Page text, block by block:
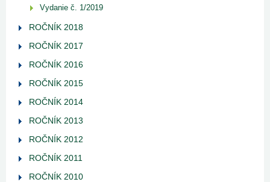
Vydanie č. 1/2019
ROČNÍK 2018
ROČNÍK 2017
ROČNÍK 2016
ROČNÍK 2015
ROČNÍK 2014
ROČNÍK 2013
ROČNÍK 2012
ROČNÍK 2011
ROČNÍK 2010